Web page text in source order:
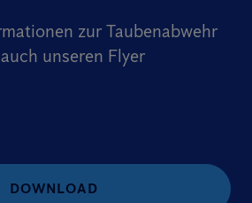
zur Taubenabwehr
unseren Flyer
DOWNLOAD